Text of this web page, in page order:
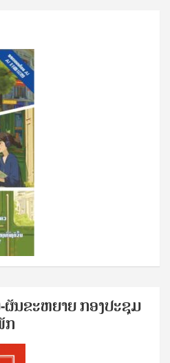
ຜັນ​ຂະ​ຫ​ຍາຍ ກອງ​ປະ​ຊຸມ​
ກ